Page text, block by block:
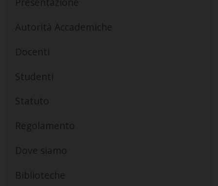
Autorità Accademiche
Docenti
Studenti
Statuto
Regolamento
Dove siamo
Biblioteche